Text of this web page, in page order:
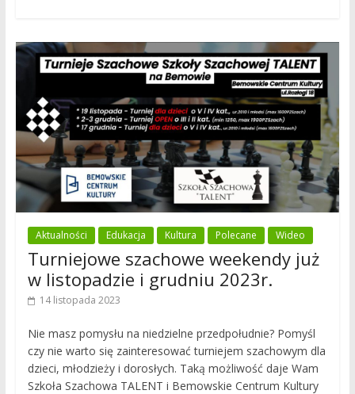
Aktualności Edukacja Kultura Polecane Wideo
Turniejowe szachowe weekendy już
w listopadzie i grudniu 2023r.
14 listopada 2023
Nie masz pomysłu na niedzielne przedpołudnie? Pomyśl
czy nie warto się zainteresować turniejem szachowym dla
dzieci, młodzieży i dorosłych. Taką możliwość daje Wam
Szkoła Szachowa TALENT i Bemowskie Centrum Kultury